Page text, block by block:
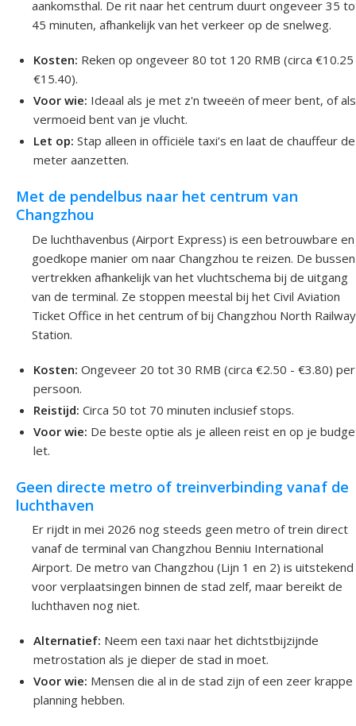
aankomsthal. De rit naar het centrum duurt ongeveer 35
45 minuten, afhankelijk van het verkeer op de snelweg.
Kosten: Reken op ongeveer 80 tot 120 RMB (circa
€15.40).
Voor wie: Ideaal als je met z'n tweeën of meer bent, of
vermoeid bent van je vlucht.
Let op: Stap alleen in officiële taxi’s en laat de chauffeur de
meter aanzetten.
Met de pendelbus naar het centrum van
Changzhou
De luchthavenbus (Airport Express) is een betrouwbare en
goedkope manier om naar Changzhou te reizen. De bussen
vertrekken afhankelijk van het vluchtschema bij de uitgang
van de terminal. Ze stoppen meestal bij het Civil Aviation
Ticket Office in het centrum of bij Changzhou North Railway
Station.
Kosten: Ongeveer 20 tot 30 RMB (circa €2.50 - €3.80) per
persoon.
Reistijd: Circa 50 tot 70 minuten inclusief stops.
Voor wie: De beste optie als je alleen reist en op je
let.
Geen directe metro of treinverbinding vanaf de
luchthaven
Er rijdt in mei 2026 nog steeds geen metro of trein direct
vanaf de terminal van Changzhou Benniu International
Airport. De metro van Changzhou (Lijn 1 en 2) is uitstekend
voor verplaatsingen binnen de stad zelf, maar bereikt de
luchthaven nog niet.
Alternatief: Neem een taxi naar het dichtstbijzijnde
metrostation als je dieper de stad in moet.
Voor wie: Mensen die al in de stad zijn of een zeer krappe
planning hebben.